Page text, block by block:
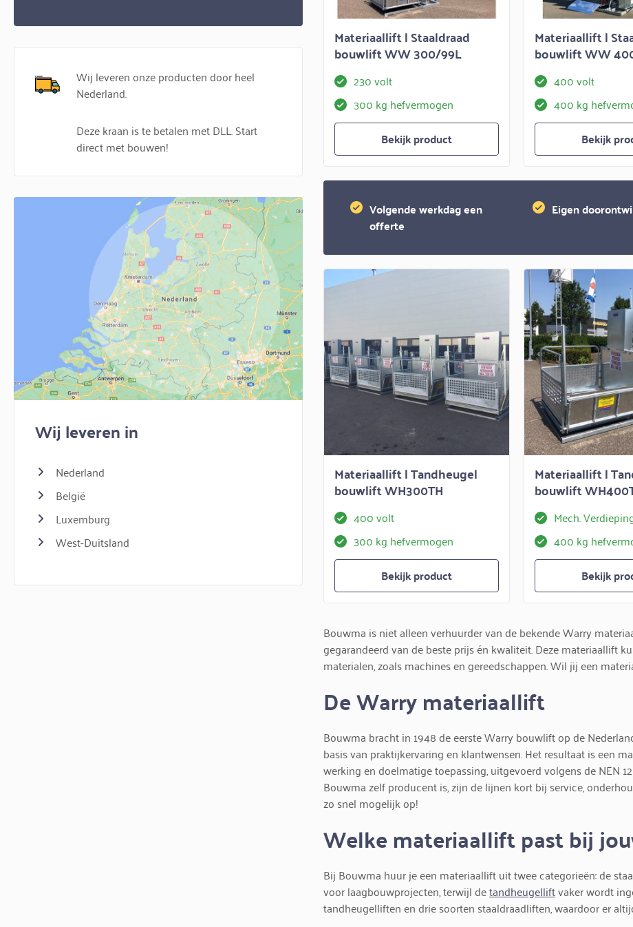
Wij leveren onze producten door heel
Nederland.
Deze kraan is te betalen met DLL. Start
direct met bouwen!
Wij leveren in
Nederland
België
Luxemburg
West-Duitsland
Materiaallift | Staaldraad
bouwlift WW 300/99L
230 volt
300 kg hefvermogen
Bekijk product
Materiaallift |
bouwlift WW
400 volt
400 kg
Bekijk
Volgende werkdag een
offerte
Eigen
Materiaallift | Tandheugel
bouwlift WH300TH
400 volt
300 kg hefvermogen
Bekijk product
Materiaallift |
bouwlift
Mech.
400 kg
Bekijk
Bouwma is niet alleen verhuurder van de bekende Warry
gegarandeerd van de beste prijs én kwaliteit. Deze materiaallift
materialen, zoals machines en gereedschappen. Wil jij een
De Warry materiaallift
Bouwma bracht in 1948 de eerste Warry bouwlift op de
basis van praktijkervaring en klantwensen. Het resultaat is een
werking en doelmatige toepassing, uitgevoerd volgens de NEN
Bouwma zelf producent is, zijn de lijnen kort bij service,
zo snel mogelijk op!
Welke materiaallift past bij
Bij Bouwma huur je een materiaallift uit twee categorieën: de
voor laagbouwprojecten, terwijl detandheugelliftvaker wordt
tandheugelliften en drie soorten staaldraadliften, waardoor er